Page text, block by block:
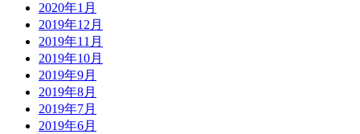
2020年1月
2019年12月
2019年11月
2019年10月
2019年9月
2019年8月
2019年7月
2019年6月